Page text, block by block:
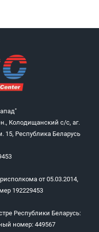
Колодищанский с/с, аг.
15, Республика Беларусь
от 05.03.2014,
192229453
Республики Беларусь:
номер: 449567